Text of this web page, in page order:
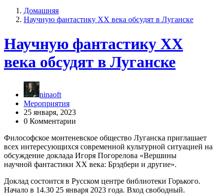
Домашняя
Научную фантастику ХХ века обсудят в Луганске
Научную фантастику ХХ
века обсудят в Луганске
ninaoft
Мероприятия
25 января, 2023
0 Комментарии
Философское монтеневское общество Луганска приглашает
всех интересующихся современной культурной ситуацией на
обсуждение доклада Игоря Погорелова «Вершины
научной фантастики ХХ века: Брэдбери и другие».
Доклад состоится в Русском центре библиотеки Горького.
Начало в 14.30 25 января 2023 года. Вход свободный.